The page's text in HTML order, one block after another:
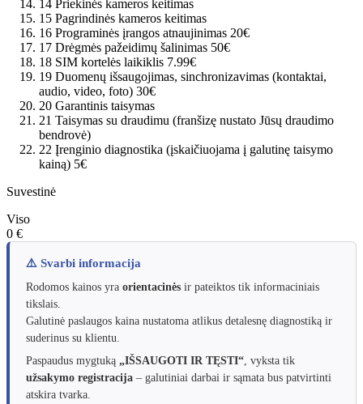
14 Priekinės kameros keitimas
15 Pagrindinės kameros keitimas
16 Programinės įrangos atnaujinimas 20€
17 Drėgmės pažeidimų šalinimas 50€
18 SIM kortelės laikiklis 7.99€
19 Duomenų išsaugojimas, sinchronizavimas (kontaktai,
audio, video, foto) 30€
20 Garantinis taisymas
21 Taisymas su draudimu (franšizę nustato Jūsų draudimo
bendrovė)
22 Įrenginio diagnostika (įskaičiuojama į galutinę taisymo
kainą) 5€
Suvestinė
Viso
0 €
⚠️ Svarbi informacija
Rodomos kainos yra orientacinės ir pateiktos tik informaciniais
tikslais.
Galutinė paslaugos kaina nustatoma atlikus detalesnę diagnostiką ir
suderinus su klientu.
Paspaudus mygtuką „IŠSAUGOTI IR TĘSTI“ , vyksta tik
užsakymo registracija – galutiniai darbai ir sąmata bus patvirtinti
atskira tvarka.